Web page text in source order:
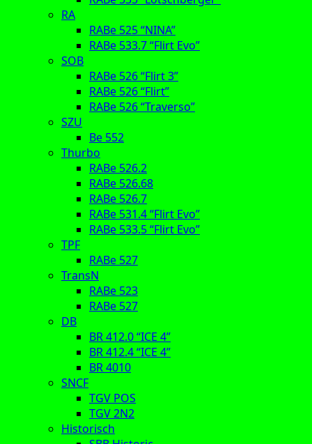
RA
RABe 525 “NINA”
RABe 533.7 “Flirt Evo”
SOB
RABe 526 “Flirt 3”
RABe 526 “Flirt”
RABe 526 “Traverso”
SZU
Be 552
Thurbo
RABe 526.2
RABe 526.68
RABe 526.7
RABe 531.4 “Flirt Evo”
RABe 533.5 “Flirt Evo”
TPF
RABe 527
TransN
RABe 523
RABe 527
DB
BR 412.0 “ICE 4”
BR 412.4 “ICE 4”
BR 4010
SNCF
TGV POS
TGV 2N2
Historisch